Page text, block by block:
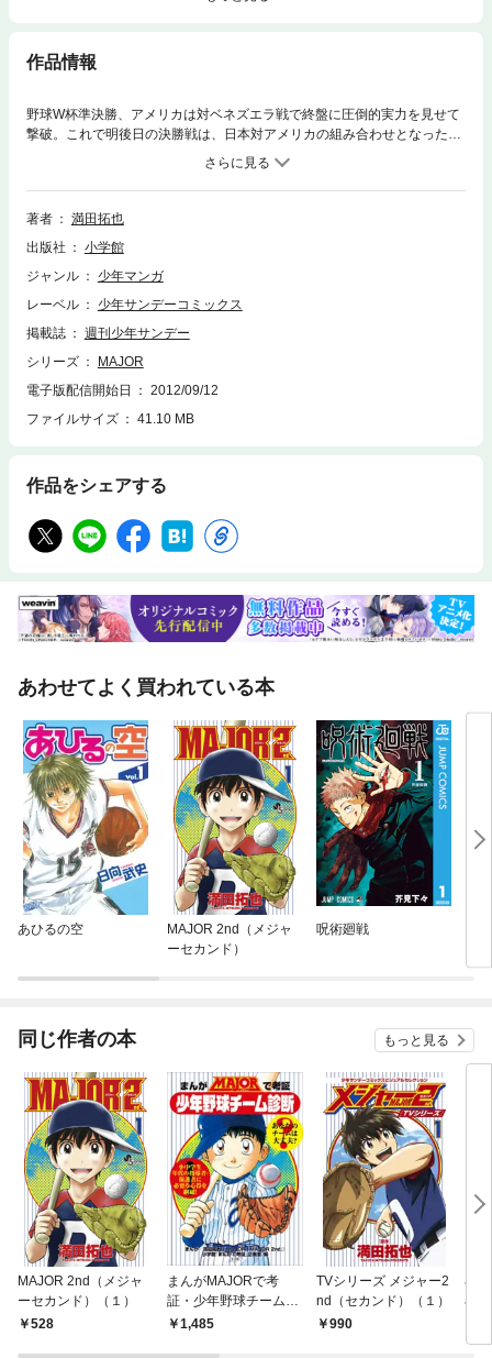
作品情報
野球W杯準決勝、アメリカは対ベネズエラ戦で終盤に圧倒的実力を見せて
撃破。これで明後日の決勝戦は、日本対アメリカの組み合わせとなった。
吾郎は応援に来ていた母親・桃子と弟・真吾のもとを訪ねるが…！？
著者
満田拓也
出版社
小学館
ジャンル
少年マンガ
レーベル
少年サンデーコミックス
掲載誌
週刊少年サンデー
シリーズ
MAJOR
電子版配信開始日
2012/09/12
ファイルサイズ
41.10 MB
作品をシェアする
あわせてよく買われている本
あひるの空
MAJOR 2nd（メジャ
ーセカンド）
呪術廻戦
同じ作者の本 もっと見る
MAJOR 2nd（メジャ
ーセカンド）（１）
528
まんがMAJORで考
証・少年野球チーム診
断1,485
TVシリーズ メジャー2
nd（セカンド）（１）
990
小
小
～